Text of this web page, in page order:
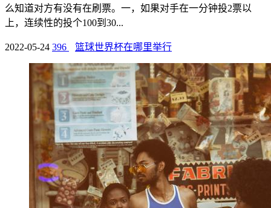
么知道对方有没有在刷票。一，如果对手在一分钟投2票以
上，连续性的投个100到30...
2022-05-24 396 篮球世界杯在哪里举行